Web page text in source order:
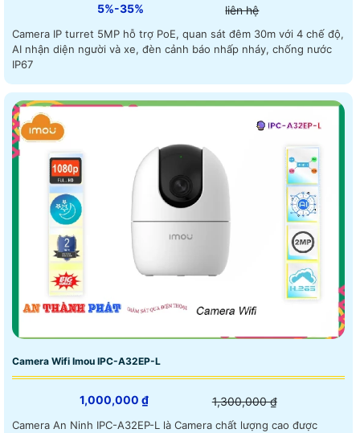
5%-35% liên hệ
Camera IP turret 5MP hỗ trợ PoE, quan sát đêm 30m với 4 chế độ,
AI nhận diện người và xe, đèn cảnh báo nhấp nháy, chống nước
IP67
Camera Wifi Imou IPC-A32EP-L
1,000,000 ₫ 1,300,000 ₫
Camera An Ninh IPC-A32EP-L là Camera chất lượng cao được